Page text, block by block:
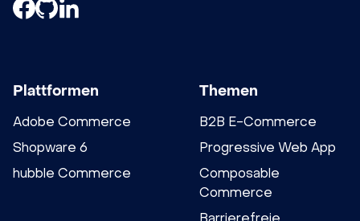
Plattformen
Adobe Commerce
Shopware 6
hubble Commerce
Themen
B2B E-Commerce
Progressive Web App
Composable
Commerce